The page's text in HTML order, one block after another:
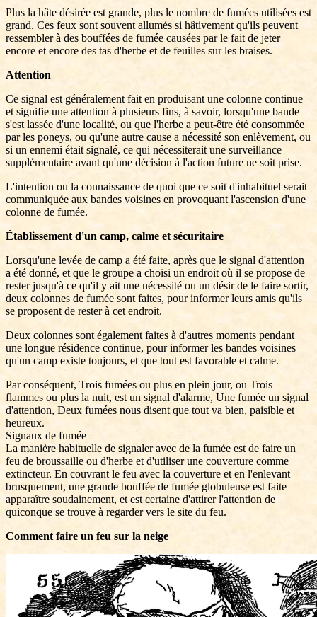
Plus la hâte désirée est grande, plus le nombre de fumées utilisées est
grand. Ces feux sont souvent allumés si hâtivement qu'ils peuvent
ressembler à des bouffées de fumée causées par le fait de jeter
encore et encore des tas d'herbe et de feuilles sur les braises.
Attention
Ce signal est généralement fait en produisant une colonne continue
et signifie une attention à plusieurs fins, à savoir, lorsqu'une bande
s'est lassée d'une localité, ou que l'herbe a peut-être été consommée
par les poneys, ou qu'une autre cause a nécessité son enlèvement, ou
si un ennemi était signalé, ce qui nécessiterait une surveillance
supplémentaire avant qu'une décision à l'action future ne soit prise.
L'intention ou la connaissance de quoi que ce soit d'inhabituel serait
communiquée aux bandes voisines en provoquant l'ascension d'une
colonne de fumée.
Établissement d'un camp, calme et sécuritaire
Lorsqu'une levée de camp a été faite, après que le signal d'attention
a été donné, et que le groupe a choisi un endroit où il se propose de
rester jusqu'à ce qu'il y ait une nécessité ou un désir de le faire sortir,
deux colonnes de fumée sont faites, pour informer leurs amis qu'ils
se proposent de rester à cet endroit.
Deux colonnes sont également faites à d'autres moments pendant
une longue résidence continue, pour informer les bandes voisines
qu'un camp existe toujours, et que tout est favorable et calme.
Par conséquent, Trois fumées ou plus en plein jour, ou Trois
flammes ou plus la nuit, est un signal d'alarme, Une fumée un signal
d'attention, Deux fumées nous disent que tout va bien, paisible et
heureux.
Signaux de fumée
La manière habituelle de signaler avec de la fumée est de faire un
feu de broussaille ou d'herbe et d'utiliser une couverture comme
extincteur. En couvrant le feu avec la couverture et en l'enlevant
brusquement, une grande bouffée de fumée globuleuse est faite
apparaître soudainement, et est certaine d'attirer l'attention de
quiconque se trouve à regarder vers le site du feu.
Comment faire un feu sur la neige